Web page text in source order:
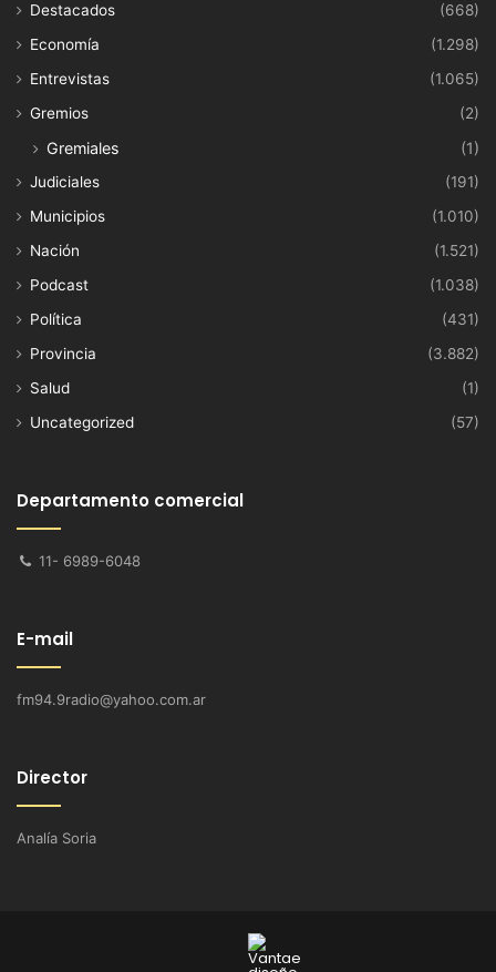
Destacados
(668)
Economía
(1.298)
Entrevistas
(1.065)
Gremios
(2)
Gremiales (1)
Judiciales
(191)
Municipios
(1.010)
Nación
(1.521)
Podcast
(1.038)
Política
(431)
Provincia
(3.882)
Salud
(1)
Uncategorized
(57)
Departamento comercial
11- 6989-6048
E-mail
fm94.9radio@yahoo.com.ar
Director
Analía Soria